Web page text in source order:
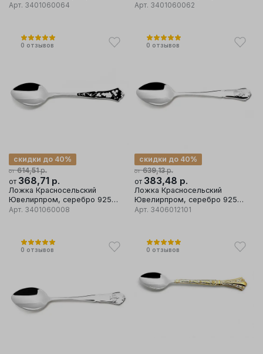
проба, вставка эмаль
Арт. 3401060064
проба, вставка эмаль
Арт. 3401060062
0 отзывов
от 614,51р.
скидки до 40%
от 368,71 р.
Ложка Красносельский
Ювелирпром, серебро 925
проба, вставка эмаль
Арт. 3401060008
0 отзывов
от 639,13р.
скидки до 40%
от 383,48 р.
Ложка Красносельский
Ювелирпром, серебро 925
проба
Арт. 3406012101
0 отзывов 0 отзывов